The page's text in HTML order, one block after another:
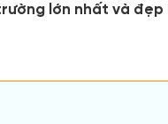
lớn nhất và